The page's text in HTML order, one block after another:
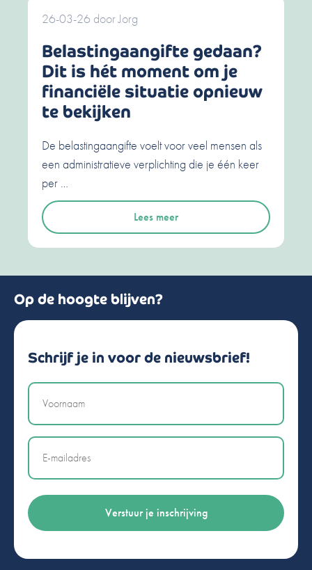
26-03-26 doorJorg
Belastingaangifte gedaan?
Dit is hét moment om je
financiële situatie opnieuw
te bekijken
De belastingaangifte voelt voor veel mensen als
een administratieve verplichting die je één keer
per …
Lees meer
Op de hoogte blijven?
Schrijf je in voor de nieuwsbrief!
Naam
Email